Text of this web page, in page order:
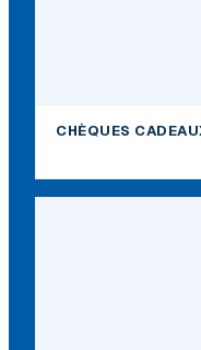
CHÈQUES